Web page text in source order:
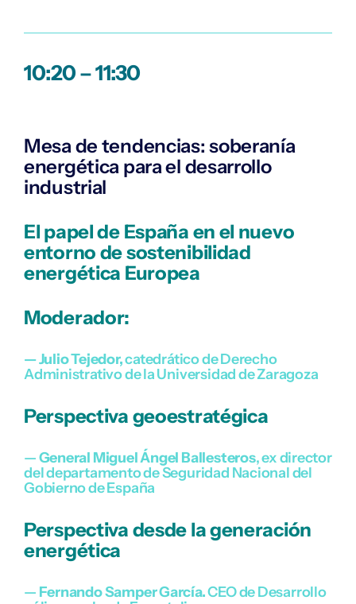
10:20 – 11:30
Mesa de tendencias: soberanía
energética para el desarrollo
industrial
El papel de España en el nuevo
entorno de sostenibilidad
energética Europea
Moderador:
— Julio Tejedor,catedrático de Derecho
Administrativo de la Universidad de Zaragoza
Perspectiva geoestratégica
—General Miguel Ángel Ballesteros, ex director
del departamento de Seguridad Nacional del
Gobierno de España
Perspectiva desde la generación
energética
— Fernando Samper García.CEO de Desarrollo